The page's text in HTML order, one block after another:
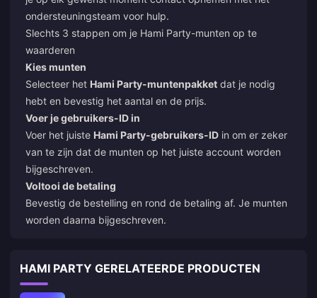
ondersteuningsteam voor hulp.
Slechts 3 stappen om je Hami Party-munten op te
waarderen
Kies munten
Selecteer het Hami Party-muntenpakket dat je nodig
hebt en bevestig het aantal en de prijs.
Voer je gebruikers-ID in
Voer het juiste Hami Party-gebruikers-ID in om er zeker
van te zijn dat de munten op het juiste account worden
bijgeschreven.
Voltooi de betaling
Bevestig de bestelling en rond de betaling af. Je munten
worden daarna bijgeschreven.
HAMI PARTY GERELATEERDE PRODUCTEN